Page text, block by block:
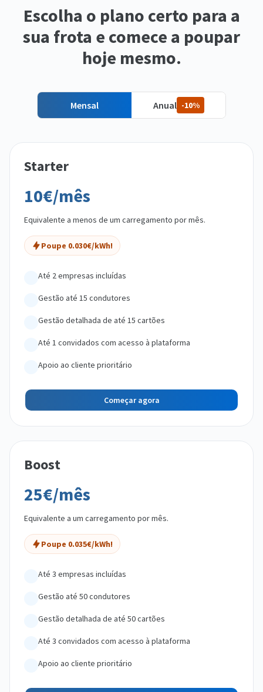
Escolha o plano certo para a
sua frota e comece a poupar
hoje mesmo.
Mensal Anual -10%
Starter
10€/mês
Equivalente a menos de um carregamento por mês.
Poupe 0.030€/kWh!
Até 2 empresas incluídas
Gestão até 15 condutores
Gestão detalhada de até 15 cartões
Até 1 convidados com acesso à plataforma
Apoio ao cliente prioritário
Começar agora
Boost
25€/mês
Equivalente a um carregamento por mês.
Poupe 0.035€/kWh!
Até 3 empresas incluídas
Gestão até 50 condutores
Gestão detalhada de até 50 cartões
Até 3 convidados com acesso à plataforma
Apoio ao cliente prioritário